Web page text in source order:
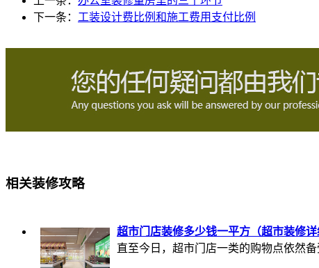
下一条： 工装设计费比例和施工费用支付比例
相关装修攻略
超市门店装修多少钱一平方（超市装修详
直至今日，超市门店一类的购物点依然